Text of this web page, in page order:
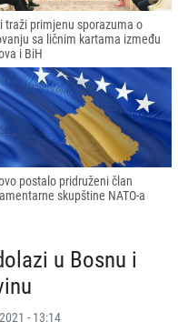
traži primjenu sporazuma o
sa ličnim kartama između
i BiH
postalo pridruženi član
skupštine NATO-a
u Bosnu i
- 13:14